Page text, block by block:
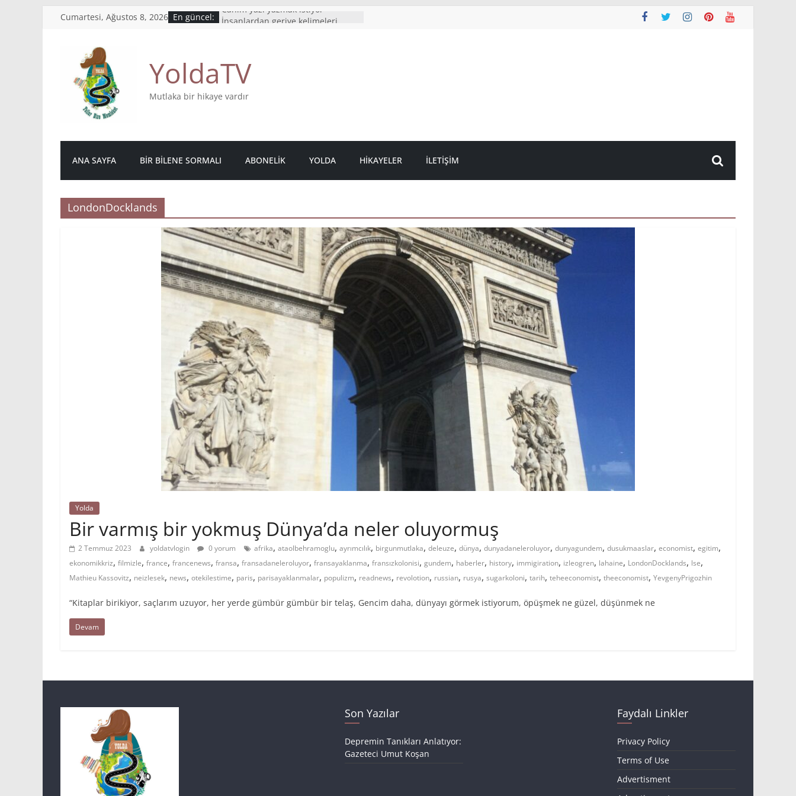
Cumartesi, Ağustos 8, 2026 En güncel:
Canım yazı yazmak istiyor
Mutluluktan ağlıyorum
Bu hikaye boyumdan uzun
YoldaTV
Mutlaka bir hikaye vardır
ANA SAYFA BIR BILENE SORMALI ABONELIK YOLDA HIKAYELER İLETIŞIM
LondonDocklands
Yolda
Bir varmış bir yokmuş Dünya’da neler oluyormuş
2 Temmuz 2023 yoldatvlogin 0 yorum afrika, ataolbehramoglu, ayrımcılık, birgunmutlaka, deleuze, dünya, dunyadaneleroluyor, dunyagundem, dusukmaaslar, economist, egitim,
ekonomikkriz, filmizle, france, francenews, fransa, fransadaneleroluyor, fransayaklanma, fransızkolonisi, gundem, haberler, history, immigiration, izleogren, lahaine, LondonDocklands, lse,
Mathieu Kassovitz, neizlesek, news, otekilestime, paris, parisayaklanmalar, populizm, readnews, revolotion, russian, rusya, sugarkoloni, tarih, teheeconomist, theeconomist, YevgenyPrigozhin
“Kitaplar birikiyor, saçlarım uzuyor, her yerde gümbür gümbür bir telaş, Gencim daha, dünyayı görmek istiyorum, öpüşmek ne güzel, düşünmek ne
Devam
Son Yazılar
Depremin Tanıkları Anlatıyor:
Gazeteci Umut Koşan
Faydalı Linkler
Privacy Policy
Terms of Use
Advertisment